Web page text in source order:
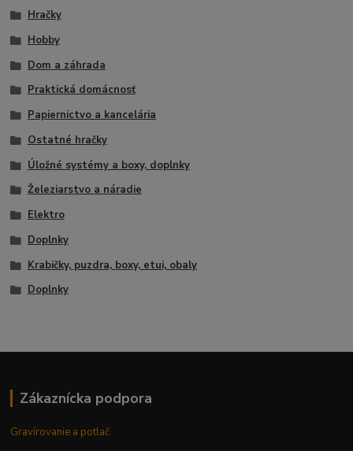
Hračky
Hobby
Dom a záhrada
Praktická domácnosť
Papiernictvo a kancelária
Ostatné hračky
Úložné systémy a boxy, doplnky
Železiarstvo a náradie
Elektro
Doplnky
Krabičky, puzdra, boxy, etui, obaly
Doplnky
Zákaznícka podpora
Gravírovanie a potlač